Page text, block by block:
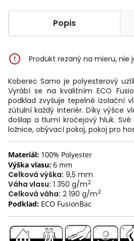
Popis
Produkt rezaný na mieru,
Koberec Sarno je polyesterový
Vyrábí se na kvalitním ECO
podklad zvyšuje tepelně izolační
zútulní každý interiér. Díky výšce
došlap a tlumí kročejový hluk.
ložnice, obývací pokoj, pokoj pro
Materiál: 100% Polyester
Výška vlasu: 6 mm
Celková výška: 9,5 mm
Váha vlasu: 1 350 g/m2
Celková váha: 2 190 g/m2
Podklad: ECO FusionBac